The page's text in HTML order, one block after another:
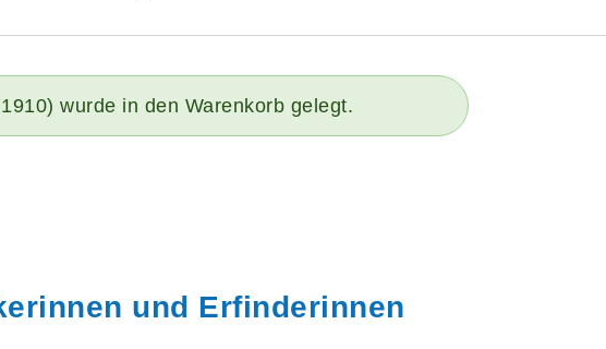
wurde in den Warenkorb gelegt.
und Erfinderinnen